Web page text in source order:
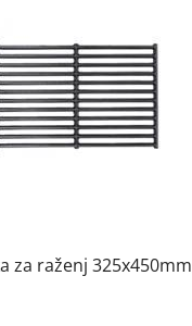
za raženj 325x450mm